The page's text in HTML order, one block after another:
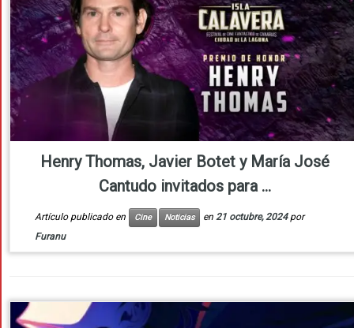
Henry Thomas, Javier Botet y María José
Cantudo invitados para ...
Artículo publicado en Cine Noticias en 21 octubre, 2024 por
Furanu